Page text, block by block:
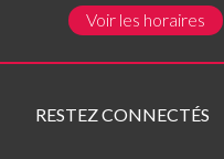
Voir les horaires
RESTEZ CONNECTÉS